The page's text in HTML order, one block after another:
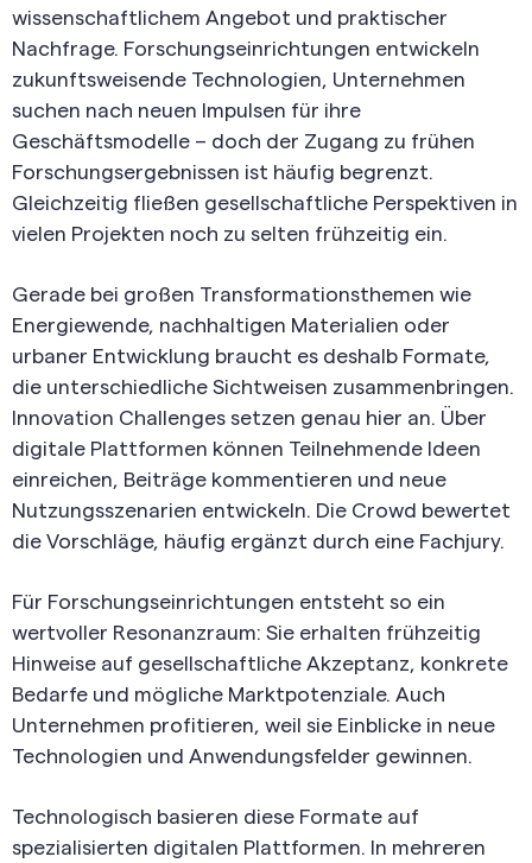
wissenschaftlichem Angebot und praktischer
Nachfrage. Forschungseinrichtungen entwickeln
zukunftsweisende Technologien, Unternehmen
suchen nach neuen Impulsen für ihre
Geschäftsmodelle – doch der Zugang zu frühen
Forschungsergebnissen ist häufig begrenzt.
Gleichzeitig fließen gesellschaftliche Perspektiven in
vielen Projekten noch zu selten frühzeitig ein.
Gerade bei großen Transformationsthemen wie
Energiewende, nachhaltigen Materialien oder
urbaner Entwicklung braucht es deshalb Formate,
die unterschiedliche Sichtweisen zusammenbringen.
Innovation Challenges setzen genau hier an. Über
digitale Plattformen können Teilnehmende Ideen
einreichen, Beiträge kommentieren und neue
Nutzungsszenarien entwickeln. Die Crowd bewertet
die Vorschläge, häufig ergänzt durch eine Fachjury.
Für Forschungseinrichtungen entsteht so ein
wertvoller Resonanzraum: Sie erhalten frühzeitig
Hinweise auf gesellschaftliche Akzeptanz, konkrete
Bedarfe und mögliche Marktpotenziale. Auch
Unternehmen profitieren, weil sie Einblicke in neue
Technologien und Anwendungsfelder gewinnen.
Technologisch basieren diese Formate auf
spezialisierten digitalen Plattformen. In mehreren